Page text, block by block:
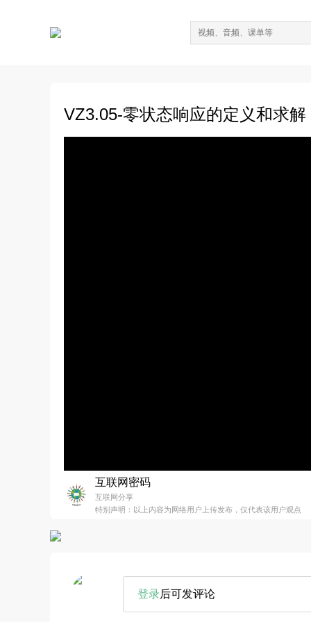
VZ3.05-零状态响应的定义和求解
互联网密码
互联网分享
特别声明：以上内容为网络用户上传发布，仅代表该用户观点
登录后可发评论